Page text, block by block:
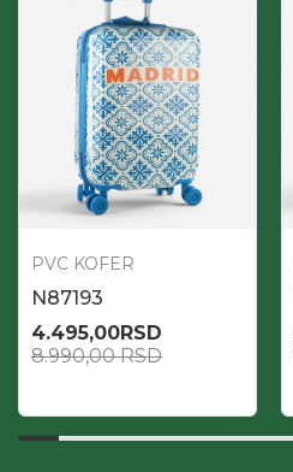
PVC KOFER
N87193
4.495,00RSD
8.990,00RSD